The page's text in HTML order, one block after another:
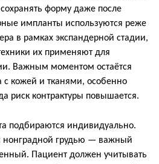
сохранять форму даже после
импланты используются реже
в рамках экспандерной стадии,
их применяют для
Важным моментом остаётся
с кожей и тканями, особенно
риск контрактуры повышается.
подбираются индивидуально.
нонградной грудью — важный
Пациент должен учитывать